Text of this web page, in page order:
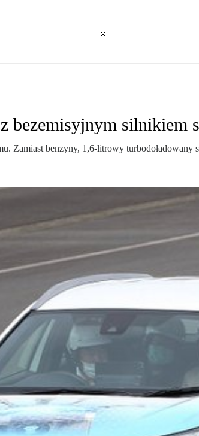
bezemisyjnym silnikiem
Zamiast benzyny, 1,6-litrowy